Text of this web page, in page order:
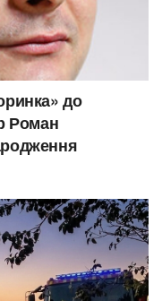
до
Роман